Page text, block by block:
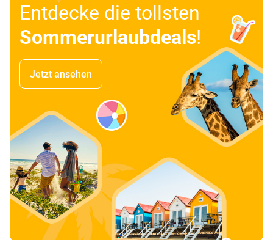
Entdecke die tollsten
Sommerurlaubdeals!
Jetzt ansehen